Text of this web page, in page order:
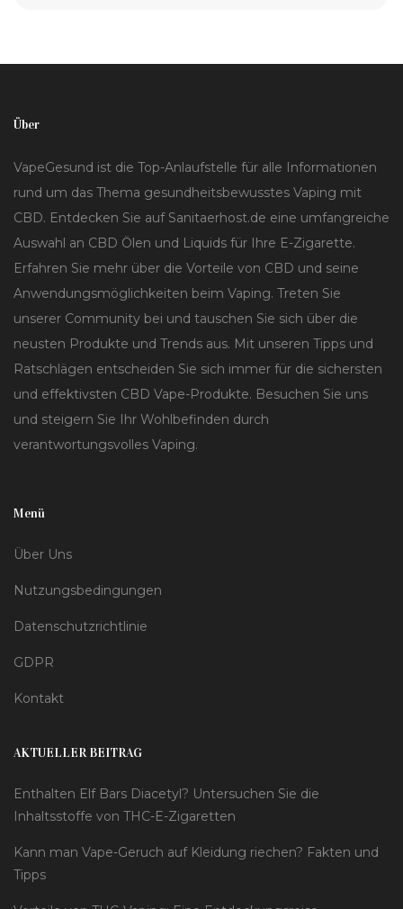
Über
VapeGesund ist die Top-Anlaufstelle für alle Informationen
rund um das Thema gesundheitsbewusstes Vaping mit
CBD. Entdecken Sie auf Sanitaerhost.de eine umfangreiche
Auswahl an CBD Ölen und Liquids für Ihre E-Zigarette.
Erfahren Sie mehr über die Vorteile von CBD und seine
Anwendungsmöglichkeiten beim Vaping. Treten Sie
unserer Community bei und tauschen Sie sich über die
neusten Produkte und Trends aus. Mit unseren Tipps und
Ratschlägen entscheiden Sie sich immer für die sichersten
und effektivsten CBD Vape-Produkte. Besuchen Sie uns
und steigern Sie Ihr Wohlbefinden durch
verantwortungsvolles Vaping.
Menü
Über Uns
Nutzungsbedingungen
Datenschutzrichtlinie
GDPR
Kontakt
AKTUELLER BEITRAG
Enthalten Elf Bars Diacetyl? Untersuchen Sie die
Inhaltsstoffe von THC-E-Zigaretten
Kann man Vape-Geruch auf Kleidung riechen? Fakten und
Tipps